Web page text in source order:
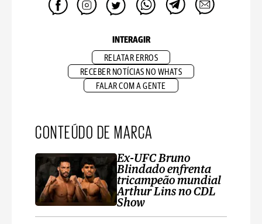
INTERAGIR
RELATAR ERROS
RECEBER NOTÍCIAS NO WHATS
FALAR COM A GENTE
CONTEÚDO DE MARCA
Ex-UFC Bruno
Blindado enfrenta
tricampeão mundial
Arthur Lins no CDL
Show